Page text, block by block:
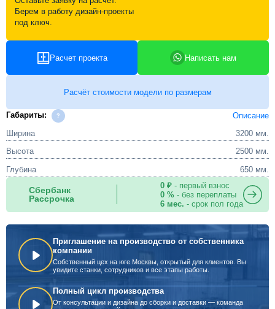
Берем в работу дизайн-проекты
под ключ.
Расчет проекта Написать нам
Расчёт стоимости модели по размерам
Габариты:
Описание
Ширина
3200 мм.
Высота
2500 мм.
Глубина
650 мм.
Сбербанк
Рассрочка
0 ₽- первый взнос
0 %- без переплаты
6 мес. - срок пол года
Приглашение на производство от собственника
компании
Собственный цех на юге Москвы, открытый для клиентов. Вы
увидите станки, сотрудников и все этапы работы.
Полный цикл производства
От консультации и дизайна до сборки и доставки — команда